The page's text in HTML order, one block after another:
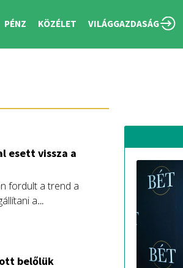
PÉNZ KÖZÉLET VILÁGGAZDASÁG
esett vissza a
fordult a trend a
a
belőlük